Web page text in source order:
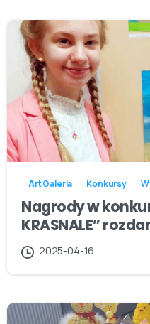
Art Galeria Konkursy
Nagrody w
KRASNALE”
2025-04-16